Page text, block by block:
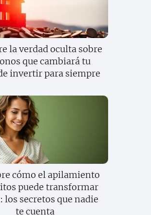
la verdad oculta sobre
que cambiará tu
invertir para siempre
cómo el apilamiento
puede transformar
los secretos que nadie
te cuenta